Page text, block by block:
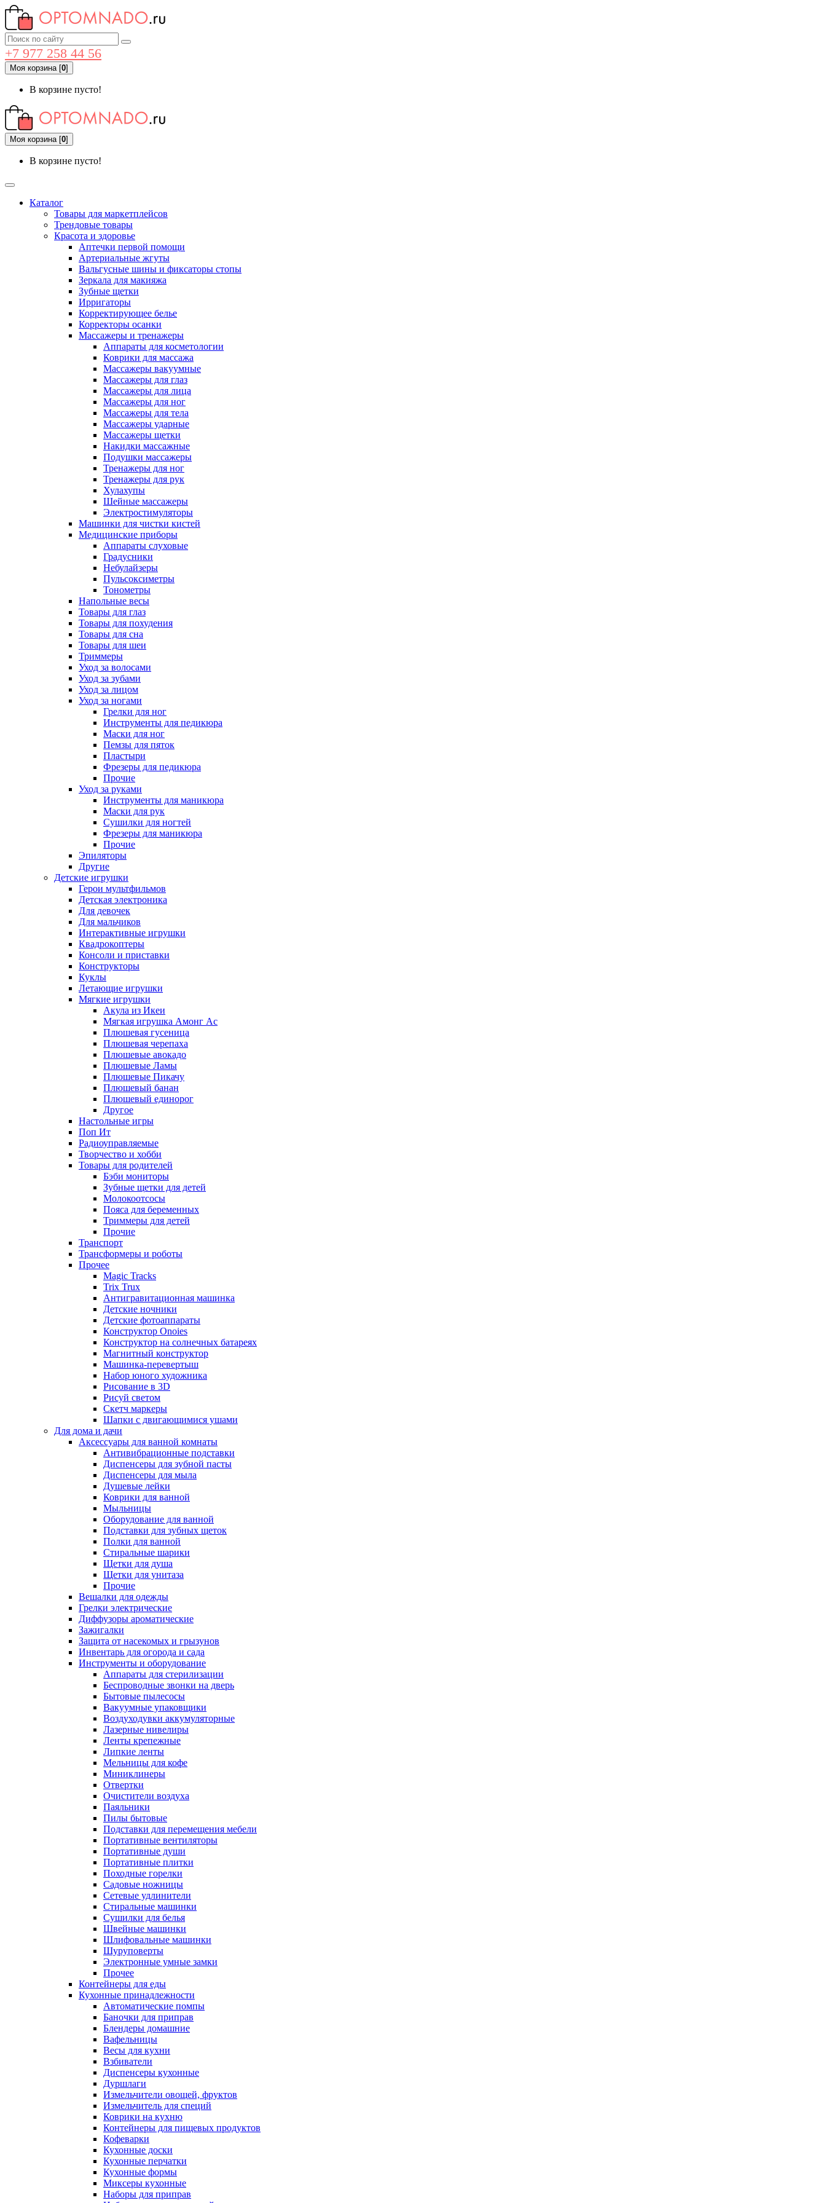
+7 977 258 44 56
Моя корзина[0]
В корзине пусто!
Моя корзина[0]
В корзине пусто!
Каталог
Товары для маркетплейсов
Трендовые товары
Красота и здоровье
Аптечки первой помощи
Артериальные жгуты
Вальгусные шины и фиксаторы стопы
Зеркала для макияжа
Зубные щетки
Ирригаторы
Корректирующее белье
Корректоры осанки
Массажеры и тренажеры
Аппараты для косметологии
Коврики для массажа
Массажеры вакуумные
Массажеры для глаз
Массажеры для лица
Массажеры для ног
Массажеры для тела
Массажеры ударные
Массажеры щетки
Накидки массажные
Подушки массажеры
Тренажеры для ног
Тренажеры для рук
Хулахупы
Шейные массажеры
Электростимуляторы
Машинки для чистки кистей
Медицинские приборы
Аппараты слуховые
Градусники
Небулайзеры
Пульсоксиметры
Тонометры
Напольные весы
Товары для глаз
Товары для похудения
Товары для сна
Товары для шеи
Триммеры
Уход за волосами
Уход за зубами
Уход за лицом
Уход за ногами
Грелки для ног
Инструменты для педикюра
Маски для ног
Пемзы для пяток
Пластыри
Фрезеры для педикюра
Прочие
Уход за руками
Инструменты для маникюра
Маски для рук
Сушилки для ногтей
Фрезеры для маникюра
Прочие
Эпиляторы
Другие
Детские игрушки
Герои мультфильмов
Детская электроника
Для девочек
Для мальчиков
Интерактивные игрушки
Квадрокоптеры
Консоли и приставки
Конструкторы
Куклы
Летающие игрушки
Мягкие игрушки
Акула из Икеи
Мягкая игрушка Амонг Ас
Плюшевая гусеница
Плюшевая черепаха
Плюшевые авокадо
Плюшевые Ламы
Плюшевые Пикачу
Плюшевый банан
Плюшевый единорог
Другое
Настольные игры
Поп Ит
Радиоуправляемые
Творчество и хобби
Товары для родителей
Бэби мониторы
Зубные щетки для детей
Молокоотсосы
Пояса для беременных
Триммеры для детей
Прочие
Транспорт
Трансформеры и роботы
Прочее
Magic Tracks
Trix Trux
Антигравитационная машинка
Детские ночники
Детские фотоаппараты
Конструктор Onoies
Конструктор на солнечных батареях
Магнитный конструктор
Машинка-перевертыш
Набор юного художника
Рисование в 3D
Рисуй светом
Скетч маркеры
Шапки с двигающимися ушами
Для дома и дачи
Аксессуары для ванной комнаты
Антивибрационные подставки
Диспенсеры для зубной пасты
Диспенсеры для мыла
Душевые лейки
Коврики для ванной
Мыльницы
Оборудование для ванной
Подставки для зубных щеток
Полки для ванной
Стиральные шарики
Щетки для душа
Щетки для унитаза
Прочие
Вешалки для одежды
Грелки электрические
Диффузоры ароматические
Зажигалки
Защита от насекомых и грызунов
Инвентарь для огорода и сада
Инструменты и оборудование
Аппараты для стерилизации
Беспроводные звонки на дверь
Бытовые пылесосы
Вакуумные упаковщики
Воздуходувки аккумуляторные
Лазерные нивелиры
Ленты крепежные
Липкие ленты
Мельницы для кофе
Миниклинеры
Отвертки
Очистители воздуха
Паяльники
Пилы бытовые
Подставки для перемещения мебели
Портативные вентиляторы
Портативные души
Портативные плитки
Походные горелки
Садовые ножницы
Сетевые удлинители
Стиральные машинки
Сушилки для белья
Швейные машинки
Шлифовальные машинки
Шуруповерты
Электронные умные замки
Прочее
Контейнеры для еды
Кухонные принадлежности
Автоматические помпы
Баночки для приправ
Блендеры домашние
Вафельницы
Весы для кухни
Взбиватели
Диспенсеры кухонные
Дуршлаги
Измельчители овощей, фруктов
Измельчитель для специй
Коврики на кухню
Контейнеры для пищевых продуктов
Кофеварки
Кухонные доски
Кухонные перчатки
Кухонные формы
Миксеры кухонные
Наборы для приправ